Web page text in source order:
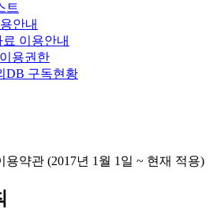
트
안내
이용안내
용권한
DB 구독현황
약관 (2017년 1월 1일 ~ 현재 적용)